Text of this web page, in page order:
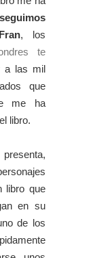
, los
te
a las mil
que
me ha
libro.
libro que
en su
de los